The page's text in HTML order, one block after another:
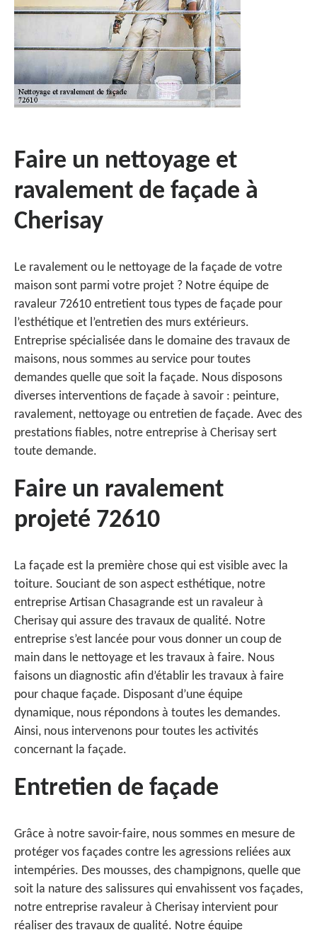
Faire un nettoyage et
ravalement de façade à
Cherisay
Le ravalement ou le nettoyage de la façade de votre
maison sont parmi votre projet ? Notre équipe de
ravaleur 72610 entretient tous types de façade pour
l’esthétique et l’entretien des murs extérieurs.
Entreprise spécialisée dans le domaine des travaux de
maisons, nous sommes au service pour toutes
demandes quelle que soit la façade. Nous disposons
diverses interventions de façade à savoir : peinture,
ravalement, nettoyage ou entretien de façade. Avec des
prestations fiables, notre entreprise à Cherisay sert
toute demande.
Faire un ravalement
projeté 72610
La façade est la première chose qui est visible avec la
toiture. Souciant de son aspect esthétique, notre
entreprise Artisan Chasagrande est un ravaleur à
Cherisay qui assure des travaux de qualité. Notre
entreprise s’est lancée pour vous donner un coup de
main dans le nettoyage et les travaux à faire. Nous
faisons un diagnostic afin d’établir les travaux à faire
pour chaque façade. Disposant d’une équipe
dynamique, nous répondons à toutes les demandes.
Ainsi, nous intervenons pour toutes les activités
concernant la façade.
Entretien de façade
Grâce à notre savoir-faire, nous sommes en mesure de
protéger vos façades contre les agressions reliées aux
intempéries. Des mousses, des champignons, quelle que
soit la nature des salissures qui envahissent vos façades,
notre entreprise ravaleur à Cherisay intervient pour
réaliser des travaux de qualité. Notre équipe